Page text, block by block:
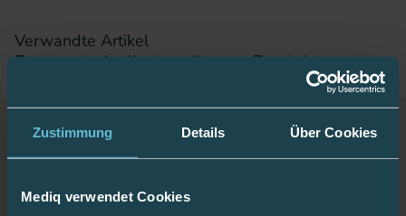
Zustimmung Details Über Cookies
Mediq verwendet Cookies
Verwandte Artikel
Passende Artikel zu diesem Produkt